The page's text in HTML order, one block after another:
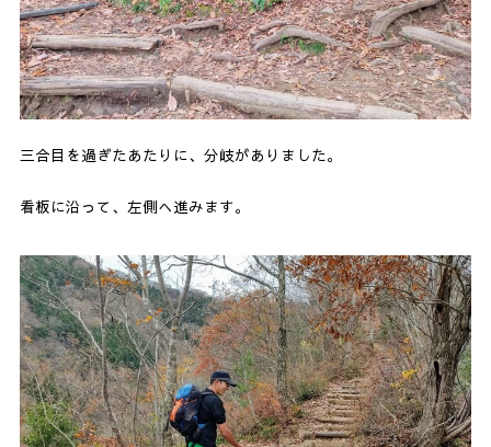
三合目を過ぎたあたりに、分岐がありました。
看板に沿って、左側へ進みます。